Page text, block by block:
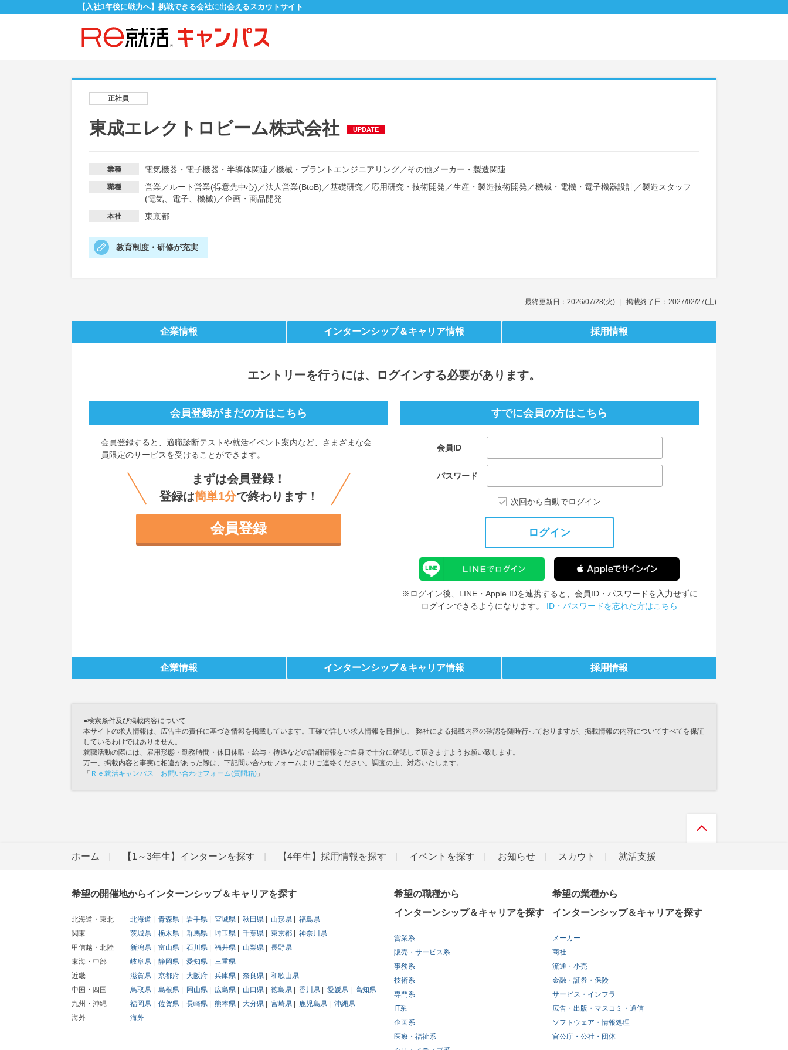
【入社1年後に戦力へ】挑戦できる会社に出会えるスカウトサイト
正社員
東成エレクトロビーム株式会社 UPDATE
業種 電気機器・電子機器・半導体関連 ／機械・プラントエンジニアリング／その他メーカー・製造関連
職種 営業／ ルート営業(得意先中心) ／法人営業(BtoB) ／基礎研究／応用研究・技術開発 ／生産・製造技術開発 ／機械・電機・電子機器設計／製造スタッフ
(電気、電子、機械) ／企画・商品開発
本社 東京都
教育制度・研修が充実
最終更新日：2026/07/28(火) 掲載終了日：2027/02/27(土)
企業情報 インターンシップ＆キャリア情報 採用情報
エントリーを行うには、ログインする必要があります。
すでに会員の方はこちら
会員ID
パスワード
次回から自動でログイン
ログイン
※ログイン後、LINE・Apple IDを連携すると、会員ID・パスワードを入力せずに
ログインできるようになります。 ID・パスワードを忘れた方はこちら
会員登録がまだの方はこちら
会員登録すると、 適職診断テストや就活イベント案内など、さまざまな会
員限定のサービスを受けることができます。
まずは会員登録！
登録は簡単1分で終わります！
会員登録
企業情報 インターンシップ＆キャリア情報 採用情報
●検索条件及び掲載内容について
本サイトの求人情報は、広告主の責任に基づき情報を掲載しています。正確で詳しい求人情報を目指し、 弊社による掲載内容の確認を随時行っておりますが、掲載情報の内容についてすべてを保証
しているわけではありません。
就職活動の際には、雇用形態・勤務時間・休日休暇・給与・待遇などの詳細情報をご自身で十分に確認して頂きますようお願い致します。
万一、掲載内容と事実に相違があった際は、下記問い合わせフォームよりご連絡ください。調査の上、対応いたします。
「 Ｒｅ就活キャンパス お問い合わせフォーム(質問箱) 」
ホーム 【1～3年生】インターンを探す 【4年生】採用情報を探す イベントを探す お知らせ スカウト 就活支援
希望の開催地からインターンシップ＆キャリアを探す
北海道・東北 北海道 青森県 岩手県 宮城県 秋田県 山形県
福島県
関東
茨城県 栃木県 群馬県 埼玉県 千葉県 東京都
神奈川県
甲信越・北陸
新潟県 富山県 石川県 福井県 山梨県
長野県
東海・中部
岐阜県 静岡県 愛知県
三重県
近畿
滋賀県 京都府 大阪府 兵庫県 奈良県
和歌山県
中国・四国
鳥取県 島根県 岡山県 広島県 山口県 徳島県 香川県 愛媛県
高知県
九州・沖縄
福岡県 佐賀県 長崎県 熊本県 大分県 宮崎県 鹿児島県
沖縄県
海外
海外
希望の職種から
インターンシップ＆キャリアを探す
営業系
販売・サービス系
事務系
技術系
専門系
IT系
企画系
医療・福祉系
希望の業種から
インターンシップ＆キャリアを探す
メーカー
商社
流通・小売
金融・証券・保険
サービス・インフラ
広告・出版・マスコミ・通信
ソフトウェア・情報処理
官公庁・公社・団体